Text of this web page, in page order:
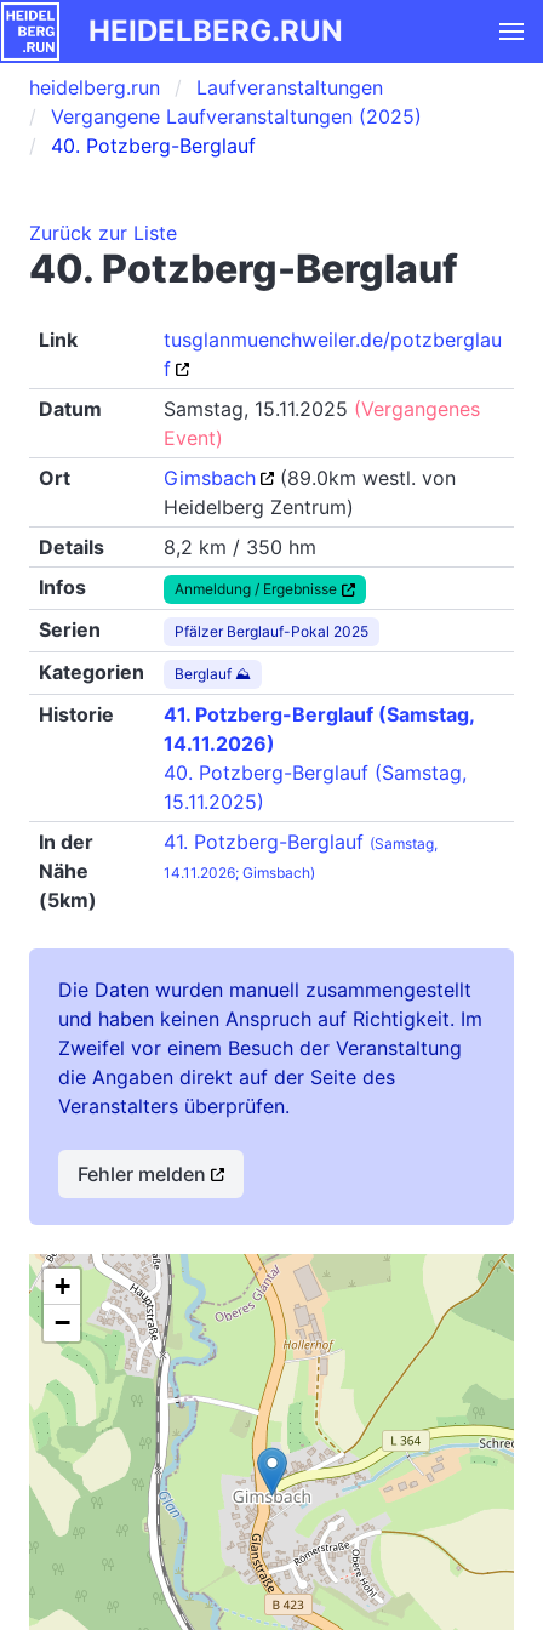
HEIDELBERG.RUN
heidelberg.run
Laufveranstaltungen
Vergangene Laufveranstaltungen (2025)
40. Potzberg-Berglauf
Zurück zur Liste
40. Potzberg-Berglauf
Link
tusglanmuenchweiler.de/potzberglau
f
Datum
Samstag, 15.11.2025 (Vergangenes
Event)
Ort
Gimsbach
(89.0km westl. von
Heidelberg Zentrum)
Details
8,2 km / 350 hm
Infos
Anmeldung / Ergebnisse
Serien Pfälzer Berglauf-Pokal 2025
Kategorien Berglauf ⛰
Historie
41. Potzberg-Berglauf (Samstag,
14.11.2026)
40. Potzberg-Berglauf (Samstag,
15.11.2025)
In der
Nähe
(5km)
41. Potzberg-Berglauf (Samstag,
14.11.2026; Gimsbach)
Die Daten wurden manuell zusammengestellt
und haben keinen Anspruch auf Richtigkeit. Im
Zweifel vor einem Besuch der Veranstaltung
die Angaben direkt auf der Seite des
Veranstalters überprüfen.
Fehler melden
+
−